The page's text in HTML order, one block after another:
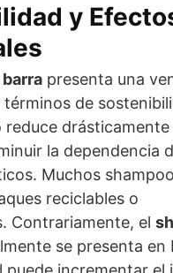
y
presenta una
de
drásticamente
la dependencia
Muchos
reciclables o
Contrariamente, el
se presenta en